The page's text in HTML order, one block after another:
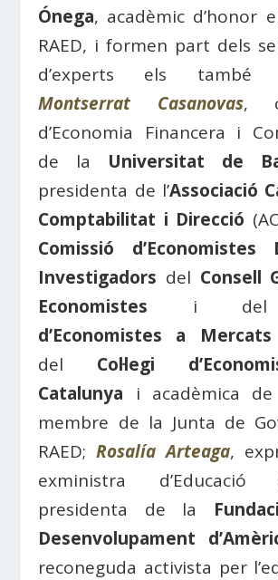
Ónega, acadèmic d’honor
RAED, i formen part dels
d’experts els també
Montserrat Casanovas,
d’Economia Financera i
de la Universitat de
presidenta de l’Associació
Comptabilitat i Direcció
Comissió
Investigadors del Consell
Economistes i
d’Economistes a
del Col·legi
Catalunya i acadèmica
membre de la Junta de
RAED;Rosalía Arteaga,
exministra d’Educació
presidenta de la
Desenvolupament
reconeguda activista per